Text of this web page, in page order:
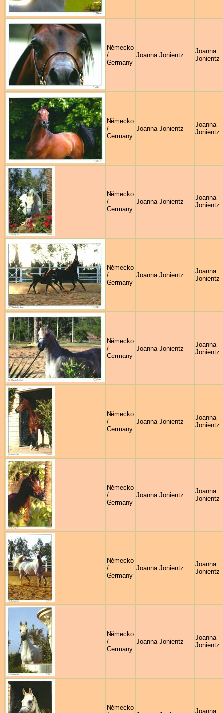
Německo
/
Germany
Joanna Jonientz
Joanna
Jonientz
Německo
/
Germany
Joanna Jonientz
Joanna
Jonientz
Německo
/
Germany
Joanna Jonientz
Joanna
Jonientz
Německo
/
Germany
Joanna Jonientz
Joanna
Jonientz
Německo
/
Germany
Joanna Jonientz
Joanna
Jonientz
Německo
/
Germany
Joanna Jonientz
Joanna
Jonientz
Německo
/
Germany
Joanna Jonientz
Joanna
Jonientz
Německo
/
Germany
Joanna Jonientz
Joanna
Jonientz
Německo
/
Germany
Joanna Jonientz
Joanna
Jonientz
Německo
Joanna